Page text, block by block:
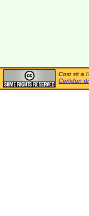
Cost sit a
Certidun